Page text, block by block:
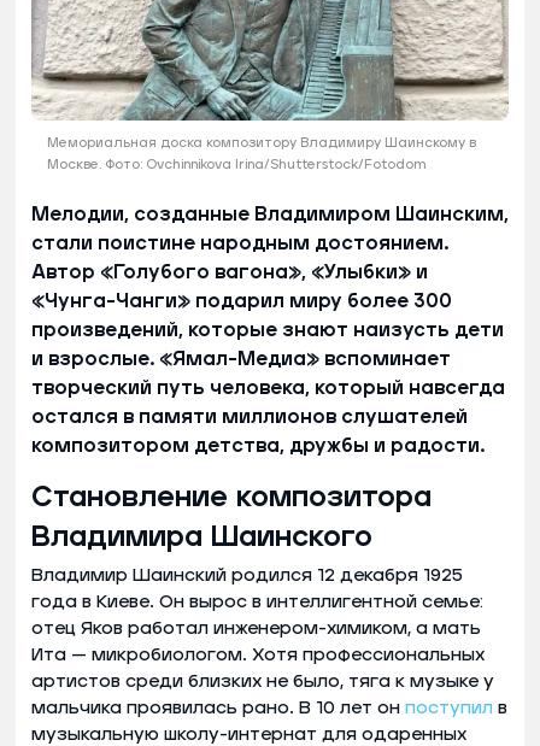
Мемориальная доска композитору Владимиру Шаинскому в
Москве. Фото: Ovchinnikova Irina/Shutterstock/Fotodom
Мелодии, созданные Владимиром Шаинским,
стали поистине народным достоянием.
Автор «Голубого вагона», «Улыбки» и
«Чунга-Чанги» подарил миру более 300
произведений, которые знают наизусть дети
и взрослые. «Ямал-Медиа» вспоминает
творческий путь человека, который навсегда
остался в памяти миллионов слушателей
композитором детства, дружбы и радости.
Становление композитора
Владимира Шаинского
Владимир Шаинский родился 12 декабря 1925
года в Киеве. Он вырос в интеллигентной семье:
отец Яков работал инженером-химиком, а мать
Ита — микробиологом. Хотя профессиональных
артистов среди близких не было, тяга к музыке у
мальчика проявилась рано. В 10 лет он поступил в
музыкальную школу-интернат для одаренных